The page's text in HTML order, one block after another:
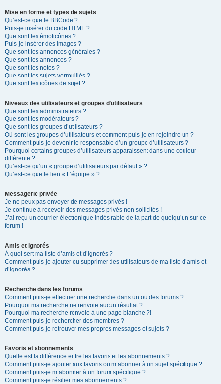
Mise en forme et types de sujets
Qu’est-ce que le BBCode ?
Puis-je insérer du code HTML ?
Que sont les émoticônes ?
Puis-je insérer des images ?
Que sont les annonces générales ?
Que sont les annonces ?
Que sont les notes ?
Que sont les sujets verrouillés ?
Que sont les icônes de sujet ?
Niveaux des utilisateurs et groupes d’utilisateurs
Que sont les administrateurs ?
Que sont les modérateurs ?
Que sont les groupes d’utilisateurs ?
Où sont les groupes d’utilisateurs et comment puis-je en rejoindre un ?
Comment puis-je devenir le responsable d’un groupe d’utilisateurs ?
Pourquoi certains groupes d’utilisateurs apparaissent dans une couleur
différente ?
Qu’est-ce qu’un « groupe d’utilisateurs par défaut » ?
Qu’est-ce que le lien « L’équipe » ?
Messagerie privée
Je ne peux pas envoyer de messages privés !
Je continue à recevoir des messages privés non sollicités !
J’ai reçu un courrier électronique indésirable de la part de quelqu’un sur ce
forum !
Amis et ignorés
À quoi sert ma liste d’amis et d’ignorés ?
Comment puis-je ajouter ou supprimer des utilisateurs de ma liste d’amis et
d’ignorés ?
Recherche dans les forums
Comment puis-je effectuer une recherche dans un ou des forums ?
Pourquoi ma recherche ne renvoie aucun résultat ?
Pourquoi ma recherche renvoie à une page blanche ?!
Comment puis-je rechercher des membres ?
Comment puis-je retrouver mes propres messages et sujets ?
Favoris et abonnements
Quelle est la différence entre les favoris et les abonnements ?
Comment puis-je ajouter aux favoris ou m’abonner à un sujet spécifique ?
Comment puis-je m’abonner à un forum spécifique ?
Comment puis-je résilier mes abonnements ?